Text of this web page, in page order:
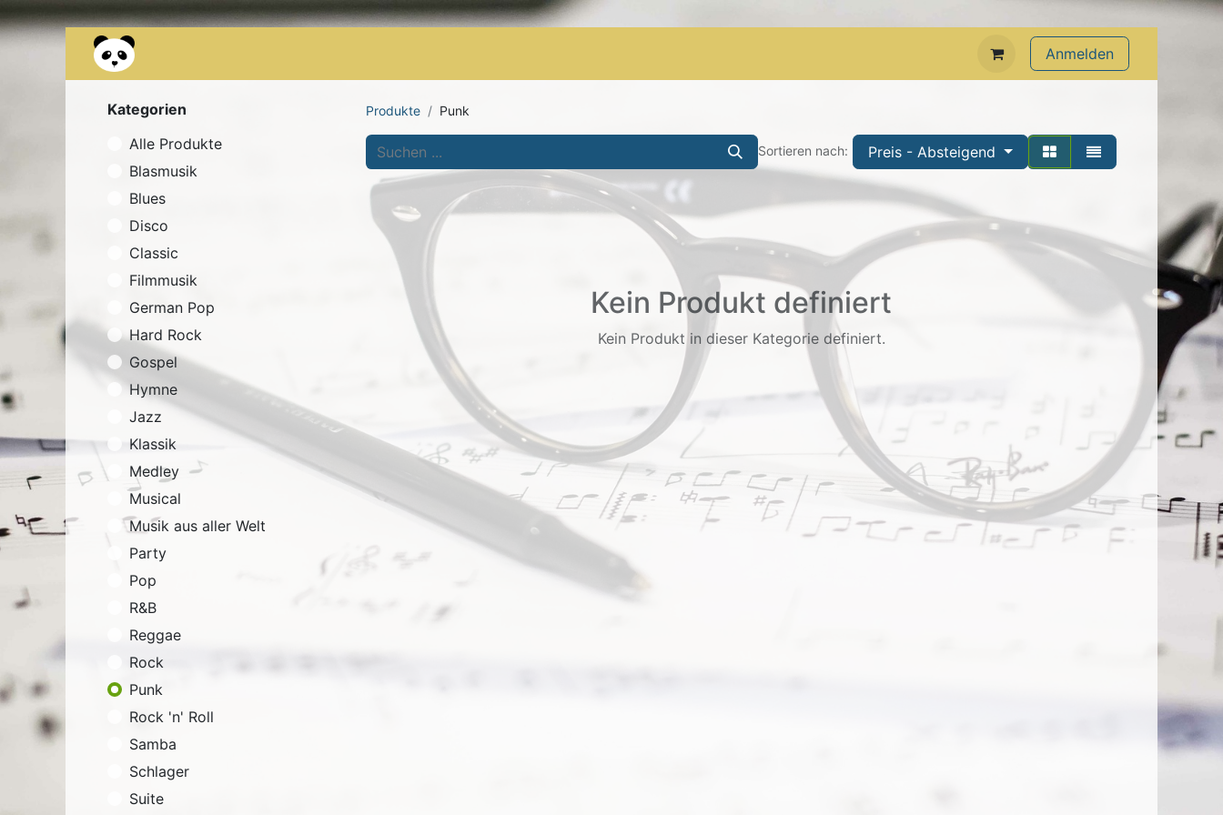
Anmelden
Kategorien
Alle Produkte
Blasmusik
Blues
Disco
Classic
Filmmusik
German Pop
Hard Rock
Gospel
Hymne
Jazz
Klassik
Medley
Musical
Musik aus aller Welt
Party
Pop
R&B
Reggae
Rock
Punk
Rock 'n' Roll
Samba
Schlager
Suite
Produkte Punk
Sortieren nach: Preis - Absteigend
Kein Produkt definiert
Kein Produkt in dieser Kategorie definiert.